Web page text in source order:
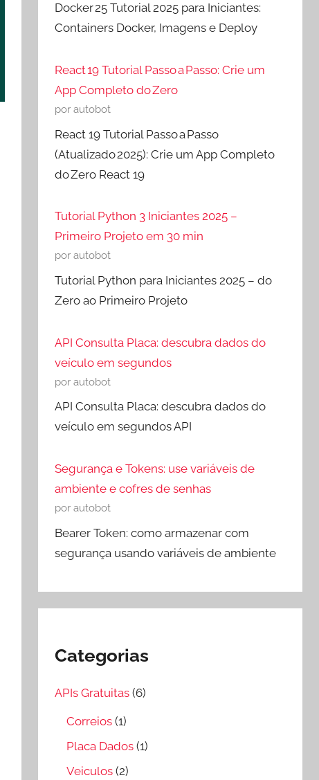
Docker 25 Tutorial 2025 para Iniciantes:
Containers Docker, Imagens e Deploy
React 19 Tutorial Passo a Passo: Crie um
App Completo do Zero
por autobot
React 19 Tutorial Passo a Passo
(Atualizado 2025): Crie um App Completo
do Zero React 19
Tutorial Python 3 Iniciantes 2025 –
Primeiro Projeto em 30 min
por autobot
Tutorial Python para Iniciantes 2025 – do
Zero ao Primeiro Projeto
API Consulta Placa: descubra dados do
veículo em segundos
por autobot
API Consulta Placa: descubra dados do
veículo em segundos API
Segurança e Tokens: use variáveis de
ambiente e cofres de senhas
por autobot
Bearer Token: como armazenar com
segurança usando variáveis de ambiente
Categorias
APIs Gratuitas (6)
Correios (1)
Placa Dados (1)
Veiculos (2)